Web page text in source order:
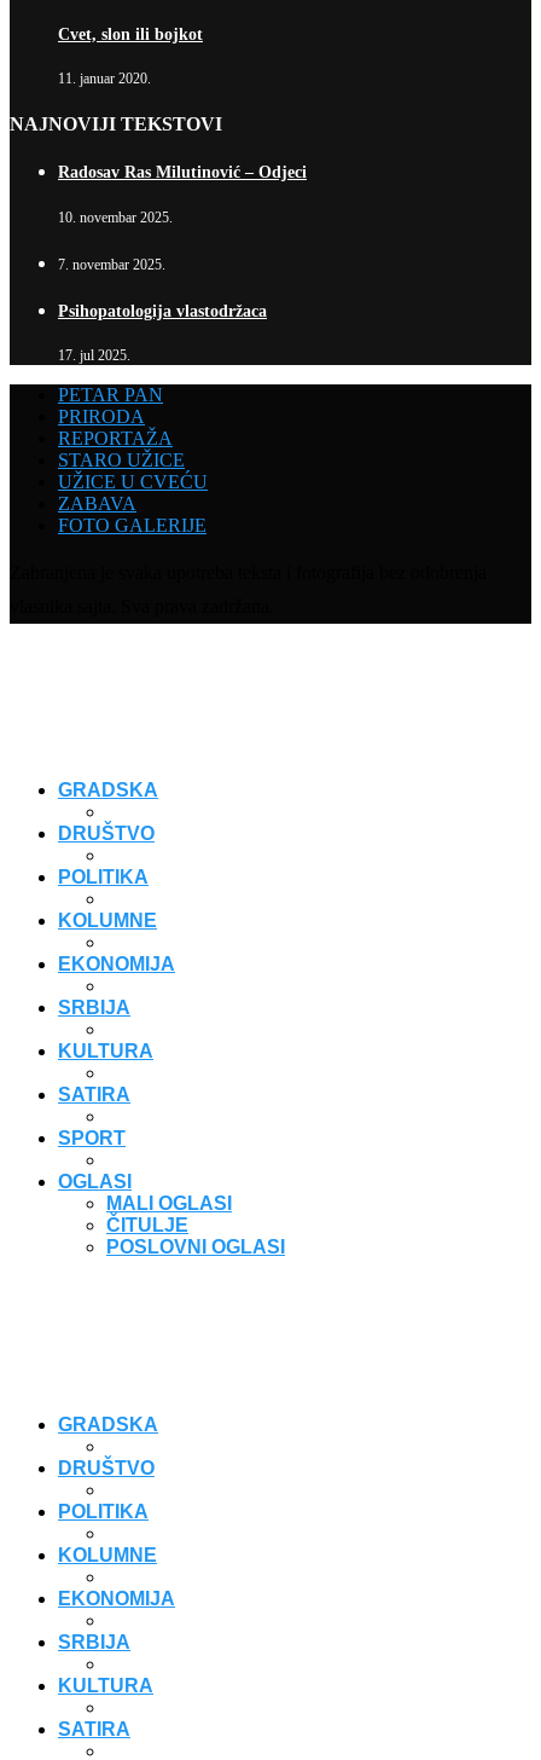
Cvet, slon ili bojkot
11. januar 2020.
NAJNOVIJI TEKSTOVI
Radosav Ras Milutinović – Odjeci
10. novembar 2025.
7. novembar 2025.
Psihopatologija vlastodržaca
17. jul 2025.
PETAR PAN
PRIRODA
REPORTAŽA
STARO UŽICE
UŽICE U CVEĆU
ZABAVA
FOTO GALERIJE
GRADSKA
DRUŠTVO
POLITIKA
KOLUMNE
EKONOMIJA
SRBIJA
KULTURA
SATIRA
SPORT
OGLASI
MALI OGLASI
ČITULJE
POSLOVNI OGLASI
GRADSKA
DRUŠTVO
POLITIKA
KOLUMNE
EKONOMIJA
SRBIJA
KULTURA
SATIRA